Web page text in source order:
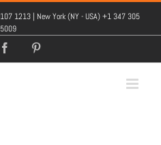
1213 | New York (NY - USA) +1 347 305
5009
Facebook